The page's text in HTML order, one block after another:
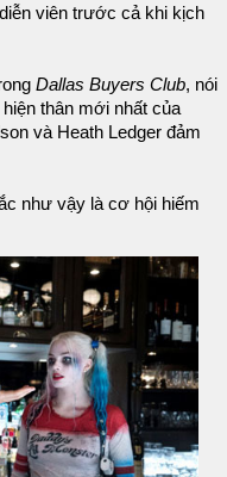
viên trước cả khi kịch
Dallas Buyers Club, nói
thân mới nhất của
và Heath Ledger đảm
như vậy là cơ hội hiếm